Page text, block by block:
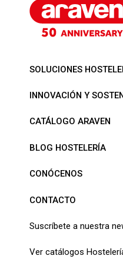
SOLUCIONES
INNOVACIÓN Y
CATÁLOGO ARAVEN
BLOG HOSTELERÍA
CONÓCENOS
CONTACTO
Suscríbete a nuestra
Ver catálogos